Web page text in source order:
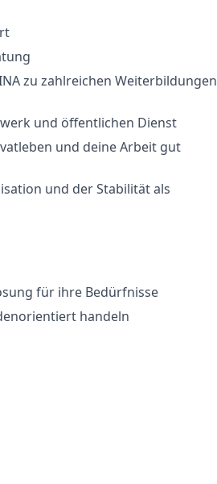
zu zahlreichen Weiterbildungen
und öffentlichen Dienst
und deine Arbeit gut
und der Stabilität als
für ihre Bedürfnisse
handeln